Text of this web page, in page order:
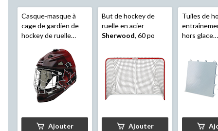
Casque-masque à
cage de gardien de
hockey de ruelle
Canada, jeune
Ajouter
But de hockey de
ruelle en acier
Sherwood, 60 po
Ajouter
Tuiles de
hors glace